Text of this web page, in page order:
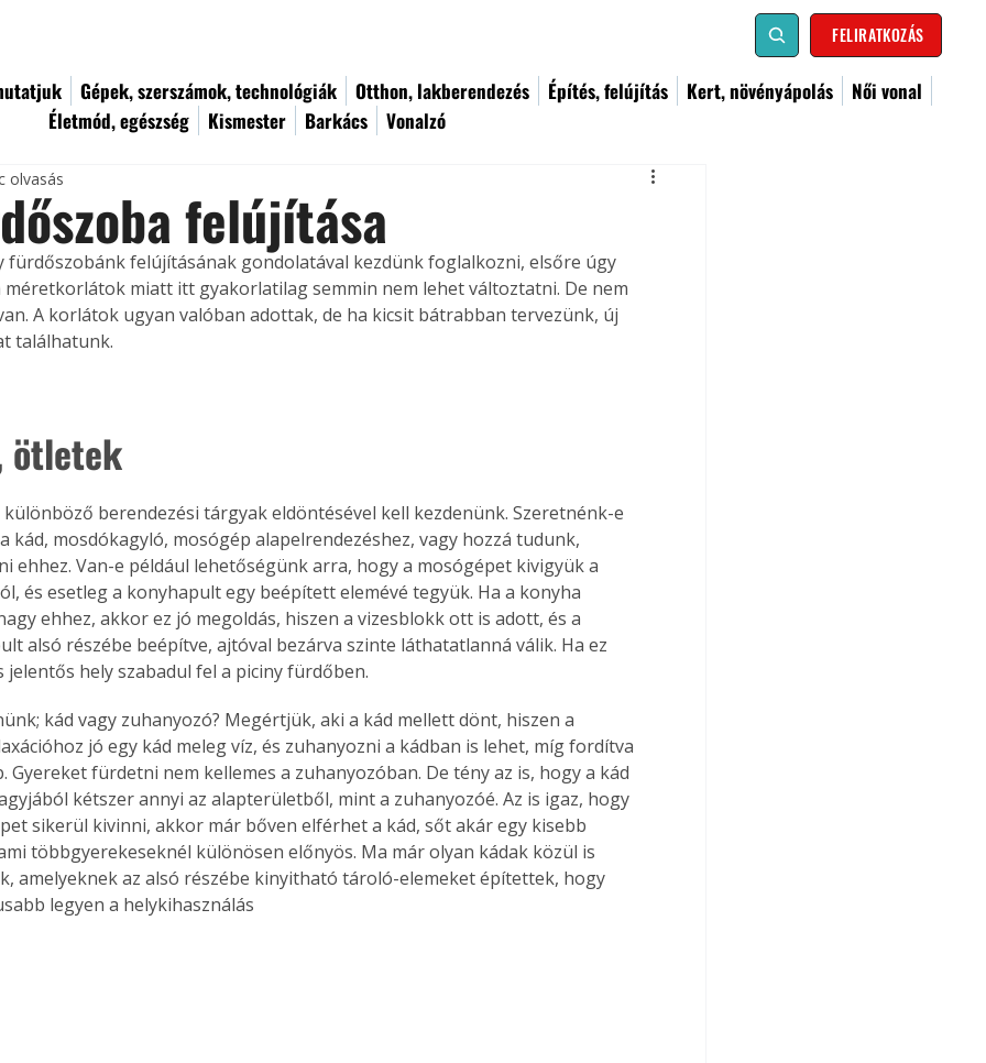
FELIRATKOZÁS
Gépek, szerszámok, technológiák Otthon, lakberendezés Építés, felújítás Kert, növényápolás
Női vonal
Életmód, egészség
Kismester Barkács Vonalzó
felújítása
olvasás
fürdőszobánk felújításának gondolatával kezdünk foglalkozni, elsőre úgy
miatt itt gyakorlatilag semmin nem lehet változtatni. De nem
A korlátok ugyan valóban adottak, de ha kicsit bátrabban tervezünk, új
találhatunk.
ötletek
különböző berendezési tárgyak eldöntésével kell kezdenünk. Szeretnénk-e
kád, mosdókagyló, mosógép alapelrendezéshez, vagy hozzá tudunk,
ehhez. Van-e például lehetőségünk arra, hogy a mosógépet kivigyük a
és esetleg a konyhapult egy beépített elemévé tegyük. Ha a konyha
ehhez, akkor ez jó megoldás, hiszen a vizesblokk ott is adott, és a
alsó részébe beépítve, ajtóval bezárva szinte láthatatlanná válik. Ha ez
jelentős hely szabadul fel a piciny fürdőben.
kád vagy zuhanyozó? Megértjük, aki a kád mellett dönt, hiszen a
jó egy kád meleg víz, és zuhanyozni a kádban is lehet, míg fordítva
Gyereket fürdetni nem kellemes a zuhanyozóban. De tény az is, hogy a kád
kétszer annyi az alapterületből, mint a zuhanyozóé. Az is igaz, hogy
sikerül kivinni, akkor már bőven elférhet a kád, sőt akár egy kisebb
többgyerekeseknél különösen előnyös. Ma már olyan kádak közül is
amelyeknek az alsó részébe kinyitható tároló-elemeket építettek, hogy
legyen a helykihasználás